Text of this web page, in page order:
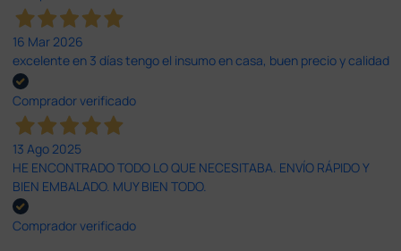
16 Mar 2026
excelente en 3 días tengo el insumo en casa, buen precio y calidad
Comprador verificado
13 Ago 2025
HE ENCONTRADO TODO LO QUE NECESITABA. ENVÍO RÁPIDO Y
BIEN EMBALADO. MUY BIEN TODO.
Comprador verificado